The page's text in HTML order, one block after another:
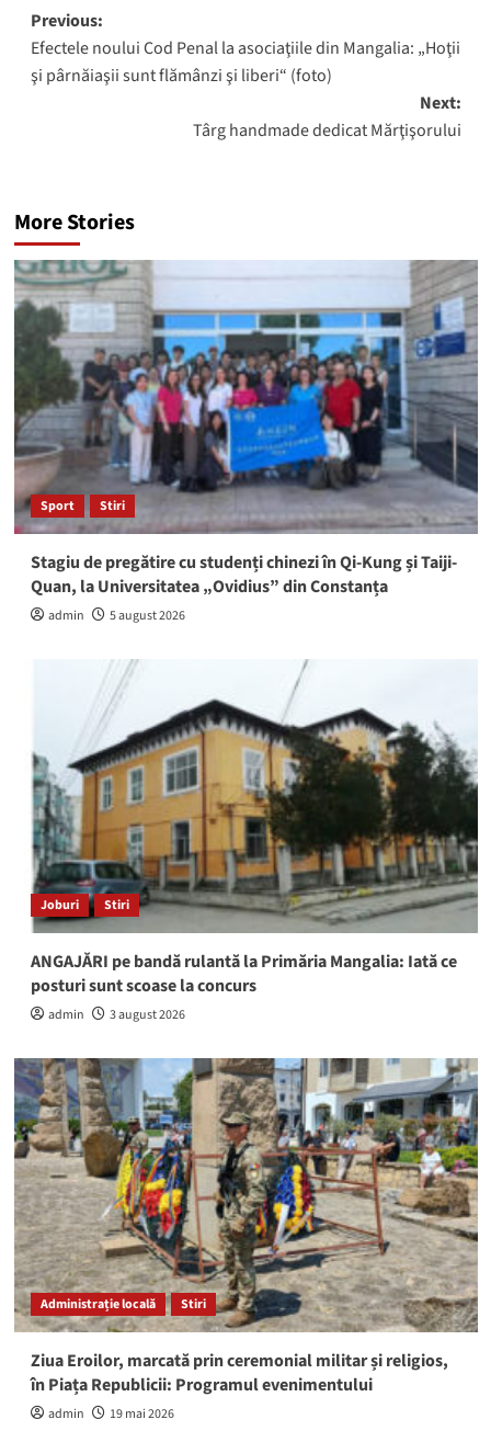
Post
navigation
Previous:
Efectele noului Cod Penal la asociaţiile din Mangalia: „Hoţii
şi pârnăiaşii sunt flămânzi şi liberi“ (foto)
Next:
Târg handmade dedicat Mărţişorului
More Stories
Sport Stiri
Stagiu de pregătire cu studenți chinezi în Qi-Kung și Taiji-
Quan, la Universitatea „Ovidius” din Constanța
admin 5 august 2026
Joburi Stiri
ANGAJĂRI pe bandă rulantă la Primăria Mangalia: Iată ce
posturi sunt scoase la concurs
admin 3 august 2026
Administrație locală Stiri
Ziua Eroilor, marcată prin ceremonial militar și religios,
în Piața Republicii: Programul evenimentului
admin 19 mai 2026